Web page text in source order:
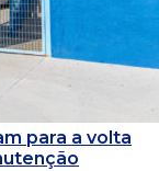
para a volta